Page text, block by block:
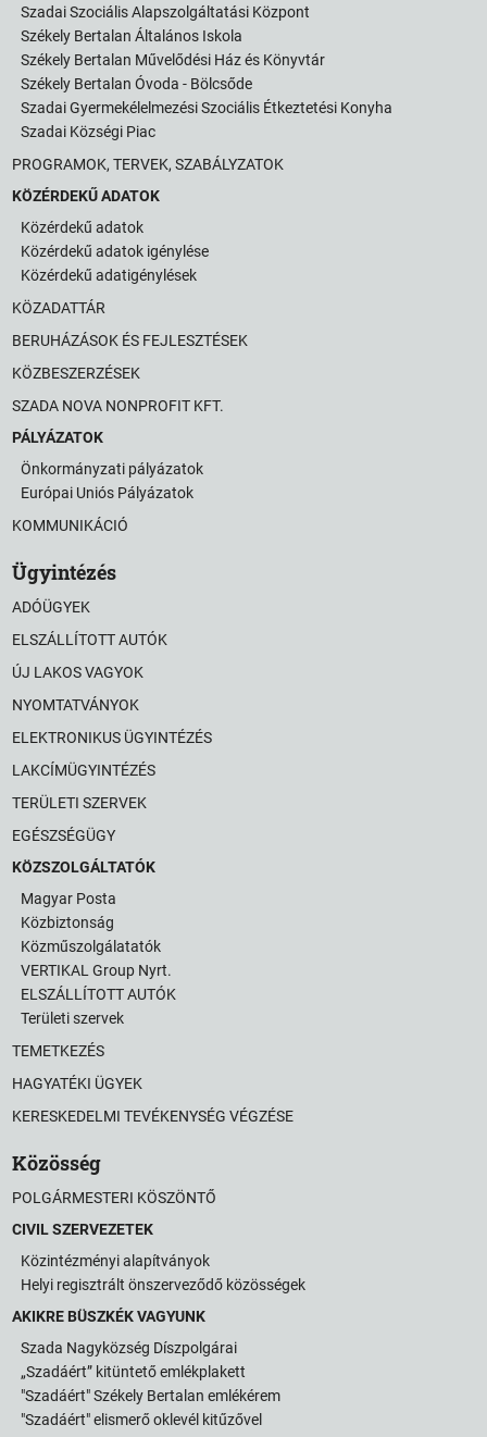
Szadai Szociális Alapszolgáltatási Központ
Székely Bertalan Általános Iskola
Székely Bertalan Művelődési Ház és Könyvtár
Székely Bertalan Óvoda - Bölcsőde
Szadai Gyermekélelmezési Szociális Étkeztetési Konyha
Szadai Községi Piac
PROGRAMOK, TERVEK, SZABÁLYZATOK
KÖZÉRDEKŰ ADATOK
Közérdekű adatok
Közérdekű adatok igénylése
Közérdekű adatigénylések
KÖZADATTÁR
BERUHÁZÁSOK ÉS FEJLESZTÉSEK
KÖZBESZERZÉSEK
SZADA NOVA NONPROFIT KFT.
PÁLYÁZATOK
Önkormányzati pályázatok
Európai Uniós Pályázatok
KOMMUNIKÁCIÓ
Ügyintézés
ADÓÜGYEK
ELSZÁLLÍTOTT AUTÓK
ÚJ LAKOS VAGYOK
NYOMTATVÁNYOK
ELEKTRONIKUS ÜGYINTÉZÉS
LAKCÍMÜGYINTÉZÉS
TERÜLETI SZERVEK
EGÉSZSÉGÜGY
KÖZSZOLGÁLTATÓK
Magyar Posta
Közbiztonság
Közműszolgálatatók
VERTIKAL Group Nyrt.
ELSZÁLLÍTOTT AUTÓK
Területi szervek
TEMETKEZÉS
HAGYATÉKI ÜGYEK
KERESKEDELMI TEVÉKENYSÉG VÉGZÉSE
Közösség
POLGÁRMESTERI KÖSZÖNTŐ
CIVIL SZERVEZETEK
Közintézményi alapítványok
Helyi regisztrált önszerveződő közösségek
AKIKRE BÜSZKÉK VAGYUNK
Szada Nagyközség Díszpolgárai
„Szadáért” kitüntető emlékplakett
"Szadáért" Székely Bertalan emlékérem
"Szadáért" elismerő oklevél kitűzővel